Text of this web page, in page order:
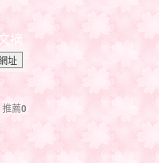
推薦0